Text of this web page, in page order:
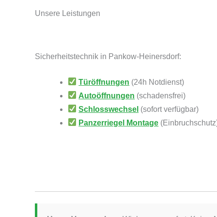
Unsere Leistungen
Sicherheitstechnik in Pankow-Heinersdorf:
Türöffnungen (24h Notdienst)
Autoöffnungen (schadensfrei)
Schlosswechsel (sofort verfügbar)
Panzerriegel Montage